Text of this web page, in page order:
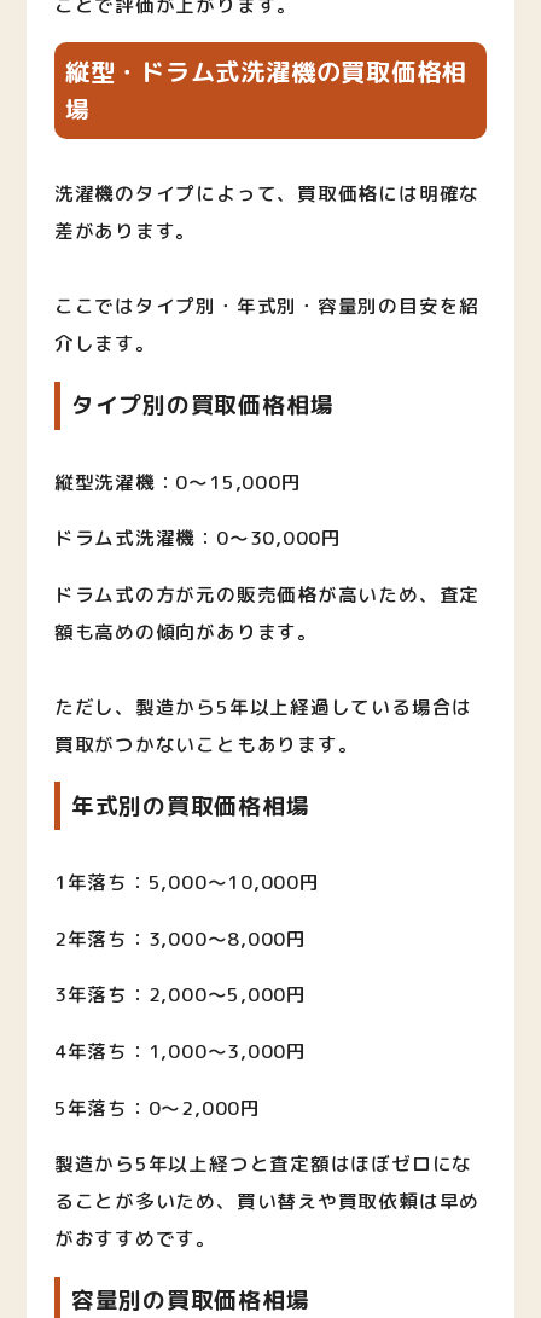
縦型・ドラム式洗濯機の買取価格相
場
洗濯機のタイプによって、買取価格には明確な
差があります。
ここではタイプ別・年式別・容量別の目安を紹
介します。
タイプ別の買取価格相場
縦型洗濯機：0〜15,000円
ドラム式洗濯機：0〜30,000円
ドラム式の方が元の販売価格が高いため、査定
額も高めの傾向があります。
ただし、製造から5年以上経過している場合は
買取がつかないこともあります。
年式別の買取価格相場
1年落ち：5,000〜10,000円
2年落ち：3,000〜8,000円
3年落ち：2,000〜5,000円
4年落ち：1,000〜3,000円
5年落ち：0〜2,000円
製造から5年以上経つと査定額はほぼゼロにな
ることが多いため、買い替えや買取依頼は早め
がおすすめです。
容量別の買取価格相場